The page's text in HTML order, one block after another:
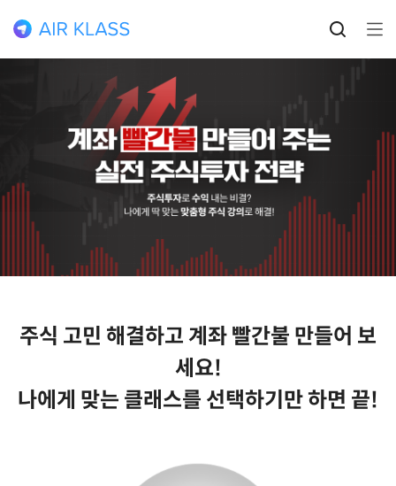
주식 고민 해결하고 계좌 빨간불 만들어 보
세요!
나에게 맞는 클래스를 선택하기만 하면 끝!